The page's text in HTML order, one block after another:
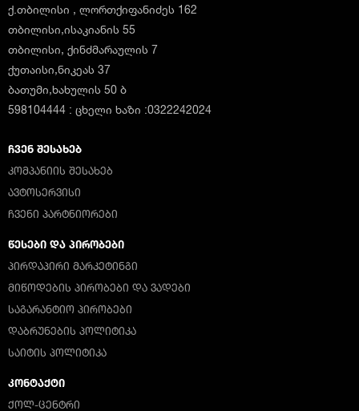
ქ.თბილისი , ლორთქიფანიძეს 162
თბილისი,ისაკიანის 55
თბილისი, ქინძმარაულის 7
ქუთაისი,ნიკეას 37
ბათუმი,ხახულის 50 ბ
598104444 : ცხელი ხაზი :0322242024
ᲩᲕᲔᲜ ᲨᲔᲡᲐᲮᲔᲑ
ᲙᲝᲛᲞᲐᲜᲘᲘᲡ ᲨᲔᲡᲐᲮᲔᲑ
ᲐᲕᲢᲝᲡᲔᲠᲕᲘᲡᲘ
ᲩᲕᲔᲜᲘ ᲞᲐᲠᲢᲜᲘᲝᲠᲔᲑᲘ
ᲬᲔᲡᲔᲑᲘ ᲓᲐ ᲞᲘᲠᲝᲑᲔᲑᲘ
ᲞᲘᲠᲓᲐᲞᲘᲠᲘ ᲛᲐᲠᲙᲔᲢᲘᲜᲒᲘ
ᲛᲘᲬᲝᲓᲔᲑᲘᲡ ᲞᲘᲠᲝᲑᲔᲑᲘ ᲓᲐ ᲕᲐᲓᲔᲑᲘ
ᲡᲐᲒᲐᲠᲐᲜᲢᲘᲝ ᲞᲘᲠᲝᲑᲔᲑᲘ
ᲓᲐᲑᲠᲣᲜᲔᲑᲘᲡ ᲞᲝᲚᲘᲢᲘᲙᲐ
ᲡᲐᲘᲢᲘᲡ ᲞᲝᲚᲘᲢᲘᲙᲐ
ᲙᲝᲜᲢᲐᲥᲢᲘ
ᲥᲝᲚ-ᲪᲔᲜᲢᲠᲘ